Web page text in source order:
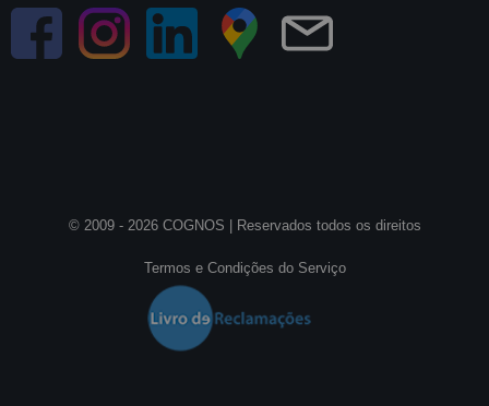
© 2009 - 2026 COGNOS | Reservados todos os direitos
Termos e Condições do Serviço